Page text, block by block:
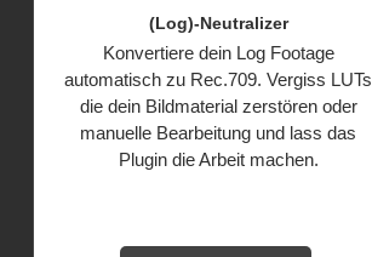
(Log)-Neutralizer
Konvertiere dein Log Footage
automatisch zu Rec.709. Vergiss LUTs
die dein Bildmaterial zerstören oder
manuelle Bearbeitung und lass das
Plugin die Arbeit machen.